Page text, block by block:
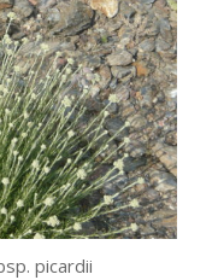
picardii